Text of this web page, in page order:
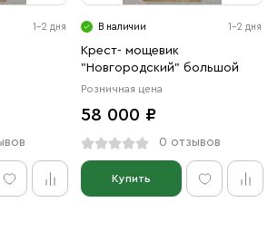
1-2 дня В наличии 1-2 дня
Крест- мощевик
"Новгородский" большой
Розничная цена
58 000 ₽
0 отзывов
Купить